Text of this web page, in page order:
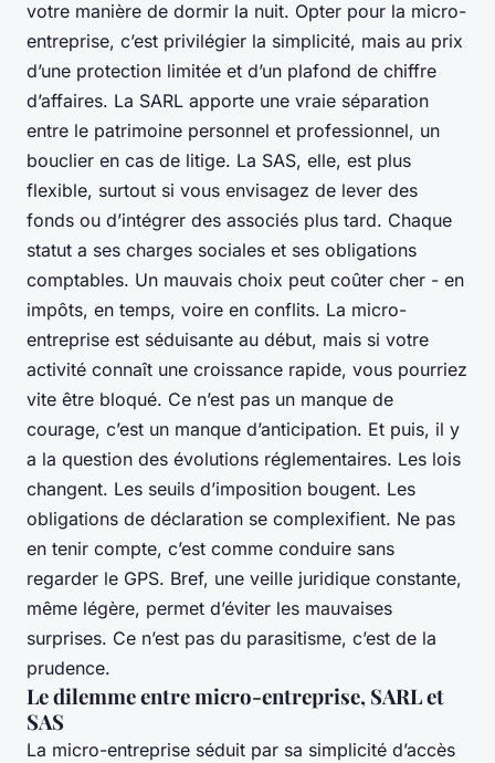
votre manière de dormir la nuit. Opter pour la micro-
entreprise, c’est privilégier la simplicité, mais au prix
d’une protection limitée et d’un plafond de chiffre
d’affaires. La SARL apporte une vraie séparation
entre le patrimoine personnel et professionnel, un
bouclier en cas de litige. La SAS, elle, est plus
flexible, surtout si vous envisagez de lever des
fonds ou d’intégrer des associés plus tard. Chaque
statut a ses charges sociales et ses obligations
comptables. Un mauvais choix peut coûter cher - en
impôts, en temps, voire en conflits. La micro-
entreprise est séduisante au début, mais si votre
activité connaît une croissance rapide, vous pourriez
vite être bloqué. Ce n’est pas un manque de
courage, c’est un manque d’anticipation. Et puis, il y
a la question des évolutions réglementaires. Les lois
changent. Les seuils d’imposition bougent. Les
obligations de déclaration se complexifient. Ne pas
en tenir compte, c’est comme conduire sans
regarder le GPS. Bref, une veille juridique constante,
même légère, permet d’éviter les mauvaises
surprises. Ce n’est pas du parasitisme, c’est de la
prudence.
Le dilemme entre micro-entreprise, SARL et
SAS
La micro-entreprise séduit par sa simplicité d’accès